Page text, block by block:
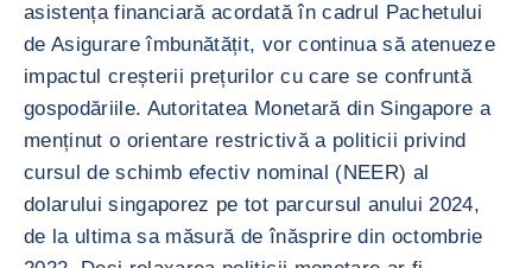
asistența financiară acordată în cadrul Pachetului
de Asigurare îmbunătățit, vor continua să atenueze
impactul creșterii prețurilor cu care se confruntă
gospodăriile. Autoritatea Monetară din Singapore a
menținut o orientare restrictivă a politicii privind
cursul de schimb efectiv nominal (NEER) al
dolarului singaporez pe tot parcursul anului 2024,
de la ultima sa măsură de înăsprire din octombrie